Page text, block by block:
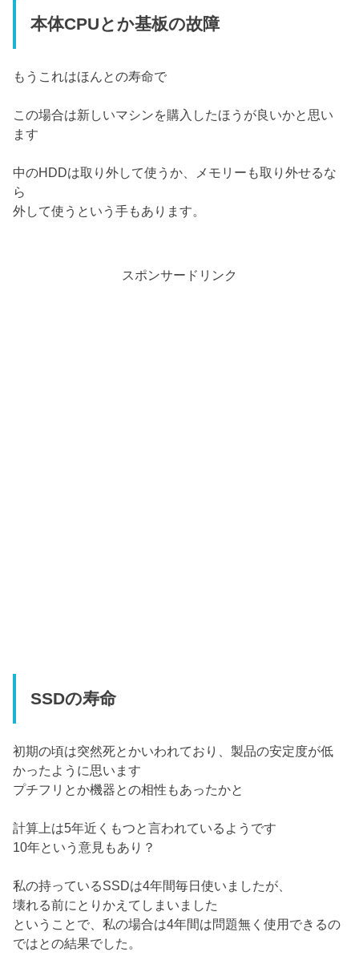
本体CPUとか基板の故障
もうこれはほんとの寿命で
この場合は新しいマシンを購入したほうが良いかと思い
ます
中のHDDは取り外して使うか、メモリーも取り外せるな
ら
外して使うという手もあります。
スポンサードリンク
SSDの寿命
初期の頃は突然死とかいわれており、製品の安定度が低
かったように思います
プチフリとか機器との相性もあったかと
計算上は5年近くもつと言われているようです
10年という意見もあり？
私の持っているSSDは4年間毎日使いましたが、
壊れる前にとりかえてしまいました
ということで、私の場合は4年間は問題無く使用できるの
ではとの結果でした。